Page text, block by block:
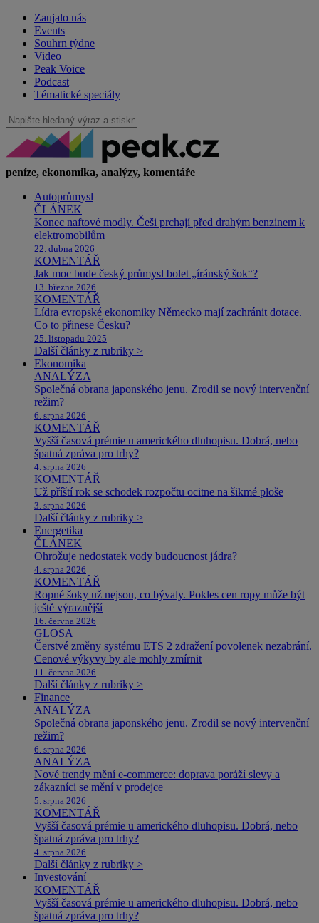
Zaujalo nás
Events
Souhrn týdne
Video
Peak Voice
Podcast
Tématické speciály
peníze, ekonomika, analýzy, komentáře
Autoprůmysl
ČLÁNEK
Konec naftové modly. Češi prchají před drahým benzinem k
elektromobilům
22. dubna 2026
KOMENTÁŘ
Jak moc bude český průmysl bolet „íránský šok“?
13. března 2026
KOMENTÁŘ
Lídra evropské ekonomiky Německo mají zachránit dotace.
Co to přinese Česku?
25. listopadu 2025
Další články z rubriky >
Ekonomika
ANALÝZA
Společná obrana japonského jenu. Zrodil se nový intervenční
režim?
6. srpna 2026
KOMENTÁŘ
Vyšší časová prémie u amerického dluhopisu. Dobrá, nebo
špatná zpráva pro trhy?
4. srpna 2026
KOMENTÁŘ
Už příští rok se schodek rozpočtu ocitne na šikmé ploše
3. srpna 2026
Další články z rubriky >
Energetika
ČLÁNEK
Ohrožuje nedostatek vody budoucnost jádra?
4. srpna 2026
KOMENTÁŘ
Ropné šoky už nejsou, co bývaly. Pokles cen ropy může být
ještě výraznější
16. června 2026
GLOSA
Čerstvé změny systému ETS 2 zdražení povolenek nezabrání.
Cenové výkyvy by ale mohly zmírnit
11. června 2026
Další články z rubriky >
Finance
ANALÝZA
Společná obrana japonského jenu. Zrodil se nový intervenční
režim?
6. srpna 2026
ANALÝZA
Nové trendy mění e-commerce: doprava poráží slevy a
zákazníci se mění v prodejce
5. srpna 2026
KOMENTÁŘ
Vyšší časová prémie u amerického dluhopisu. Dobrá, nebo
špatná zpráva pro trhy?
4. srpna 2026
Další články z rubriky >
Investování
KOMENTÁŘ
Vyšší časová prémie u amerického dluhopisu. Dobrá, nebo
špatná zpráva pro trhy?